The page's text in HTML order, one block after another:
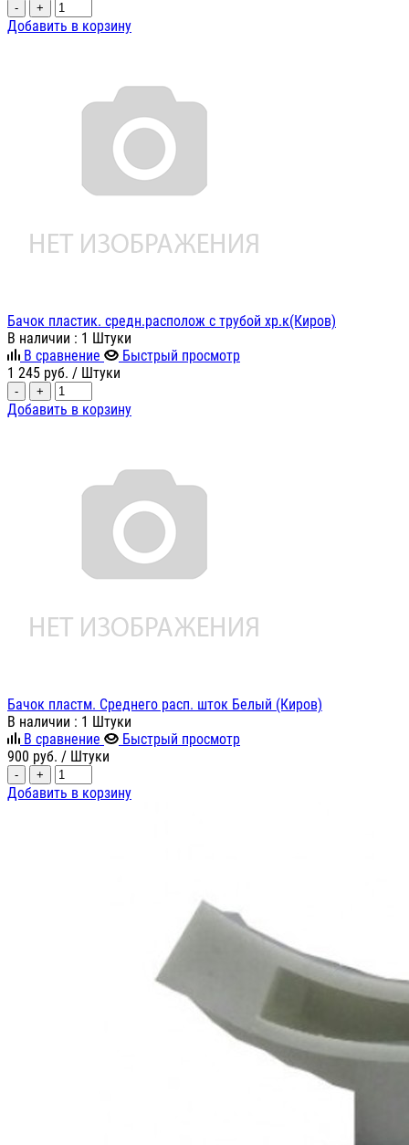
- +
Добавить в корзину
Бачок пластик. средн.располож с трубой хр.к(Киров)
В наличии : 1 Штуки
В сравнение
Быстрый просмотр
1 245 руб. / Штуки
- +
Добавить в корзину
Бачок пластм. Среднего расп. шток Белый (Киров)
В наличии : 1 Штуки
В сравнение
Быстрый просмотр
900 руб. / Штуки
- +
Добавить в корзину